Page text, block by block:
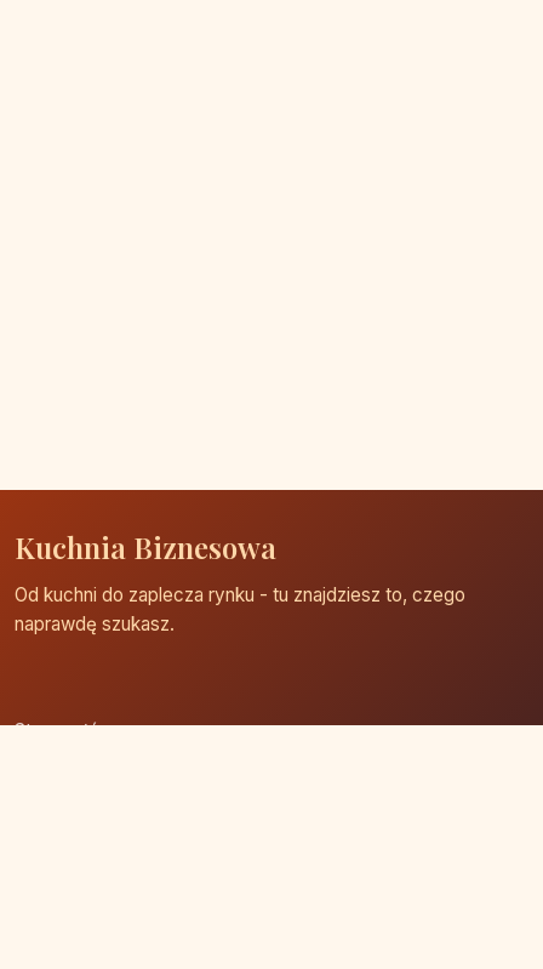
Kuchnia Biznesowa
Od kuchni do zaplecza rynku - tu znajdziesz to, czego
naprawdę szukasz.
Strona główna